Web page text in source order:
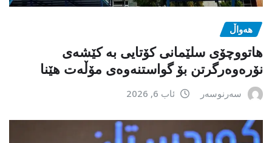
هەواڵ
هاتووچۆی سلێمانی کۆتایی بە کێشەی
نۆرەوەرگرتن بۆ گواستنەوەی مۆڵەت هێنا
سەرنوسەر ئاب 6, 2026